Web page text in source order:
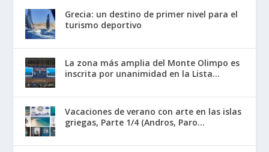
Grecia: un destino de primer nivel para el
turismo deportivo
La zona más amplia del Monte Olimpo es
inscrita por unanimidad en la Lista...
Vacaciones de verano con arte en las islas
griegas, Parte 1/4 (Andros, Paro...